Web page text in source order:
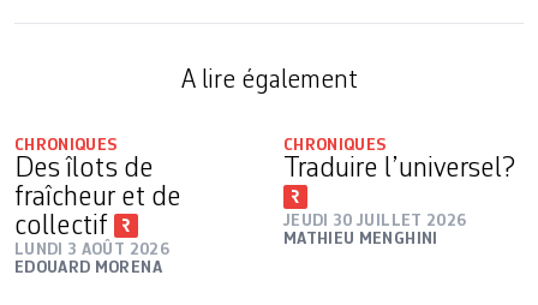
A lire également
CHRONIQUES
Des îlots de
fraîcheur et de
collectif
LUNDI 3 AOÛT 2026
EDOUARD MORENA
CHRONIQUES
Traduire l’universel?
JEUDI 30 JUILLET 2026
MATHIEU MENGHINI